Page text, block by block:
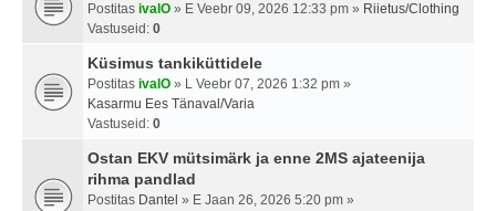
Postitas ivalO » E Veebr 09, 2026 12:33 pm » Riietus/Clothing
Vastuseid: 0
Küsimus tankiküttidele
Postitas ivalO » L Veebr 07, 2026 1:32 pm »
Kasarmu Ees Tänaval/Varia
Vastuseid: 0
Ostan EKV mütsimärk ja enne 2MS ajateenija
rihma pandlad
Postitas Dantel » E Jaan 26, 2026 5:20 pm »